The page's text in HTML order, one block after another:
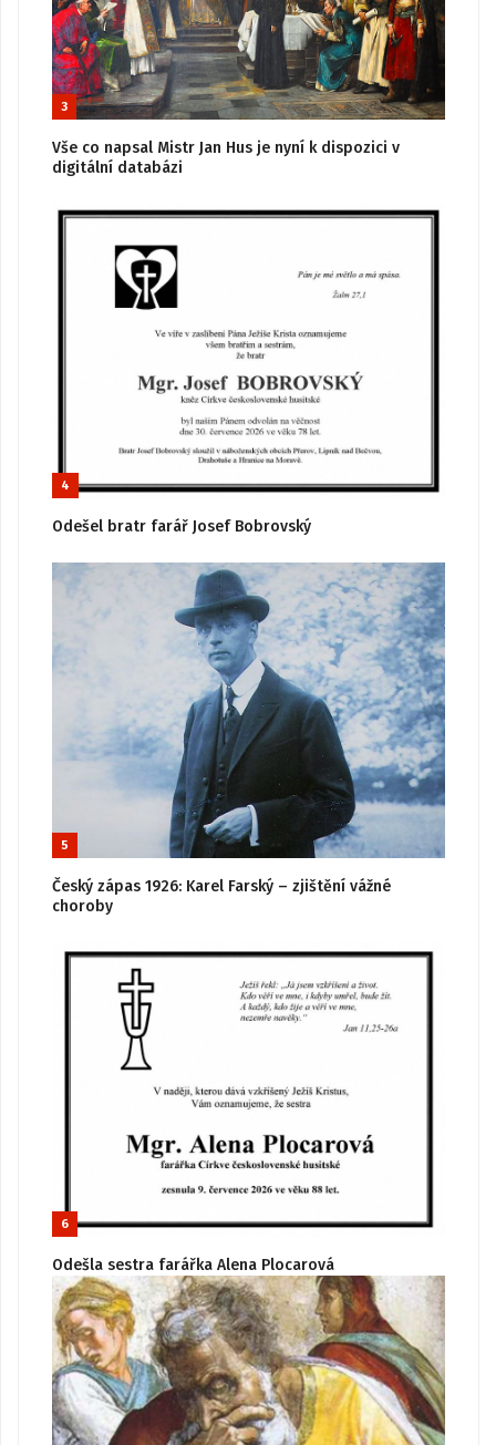
3
Vše co napsal Mistr Jan Hus je nyní k dispozici v
digitální databázi
4
Odešel bratr farář Josef Bobrovský
5
Český zápas 1926: Karel Farský – zjištění vážné
choroby
6
Odešla sestra farářka Alena Plocarová